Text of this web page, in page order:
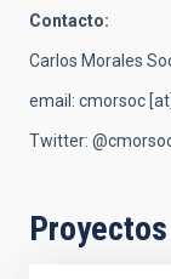
Contacto:
Carlos Morales
email: cmorsoc [at]
Twitter: